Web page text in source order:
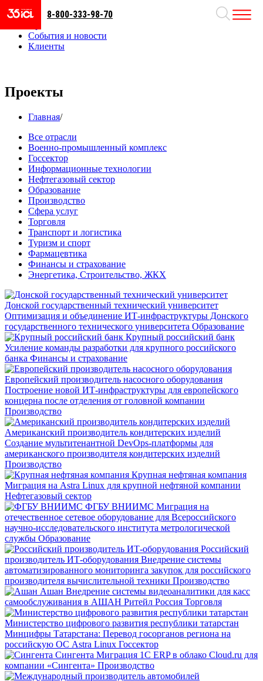
Направления
События и новости
Клиенты
8-800-333-98-70
Проекты
Главная/
Все отрасли
Военно-промышленный комплекс
Госсектор
Информационные технологии
Нефтегазовый сектор
Образование
Производство
Сфера услуг
Торговля
Транспорт и логистика
Туризм и спорт
Фармацевтика
Финансы и страхование
Энергетика, Строительство, ЖКХ
Донской государственный технический университет
Оптимизация и объединение ИТ-инфраструктуры Донского
государственного технического университета Образование
Крупный российский банк
Усиление команды разработки для крупного российского
банка Финансы и страхование
Европейский производитель насосного оборудования
Построение новой ИТ-инфраструктуры для европейского
концерна после отделения от головной компании
Производство
Американский производитель кондитерских изделий
Создание мультитенантной DevOps-платформы для
американского производителя кондитерских изделий
Производство
Крупная нефтяная компания
Миграция на Astra Linux для крупной нефтяной компании
Нефтегазовый сектор
ФГБУ ВНИИМС Миграция на
отечественное сетевое оборудование для Всероссийского
научно-исследовательского института метрологической
службы Образование
Российский
производитель ИТ-оборудования Внедрение системы
автоматизированного мониторинга закупок для российского
производителя вычислительной техники Производство
Ашан Внедрение системы видеоаналитики для касс
самообслуживания в АШАН Ритейл Россия Торговля
Министерство цифрового развития республики татарстан
Минцифры Татарстана: Перевод госорганов региона на
российскую ОС Astra Linux Госсектор
Сингента Миграция 1С ERP в облако Cloud.ru для
компании «Сингента» Производство